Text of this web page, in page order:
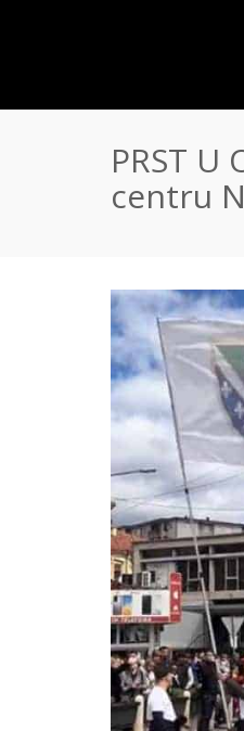
PRST U
centru